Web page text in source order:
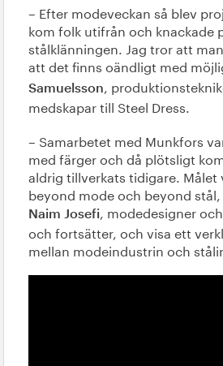
– Efter modeveckan så blev
kom folk utifrån och knackade
stålklänningen. Jag tror att
att det finns oändligt med
Samuelsson
,
medskapar till Steel Dress.
– Samarbetet med Munkfors
med färger och då plötsligt
aldrig tillverkats tidigare.
beyond mode och beyond
Naim Josefi
, modedesigner
och fortsätter, och visa ett
mellan modeindustrin och